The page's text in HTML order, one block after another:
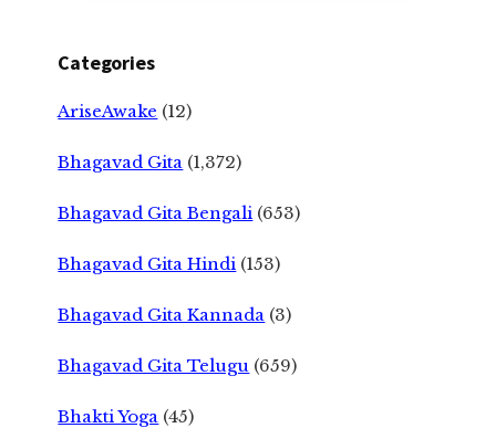
Categories
AriseAwake (12)
Bhagavad Gita (1,372)
Bhagavad Gita Bengali (653)
Bhagavad Gita Hindi (153)
Bhagavad Gita Kannada (3)
Bhagavad Gita Telugu (659)
Bhakti Yoga (45)